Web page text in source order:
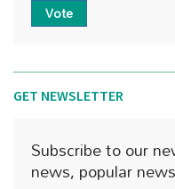
Vote
GET NEWSLETTER
Subscribe to our
news, popular